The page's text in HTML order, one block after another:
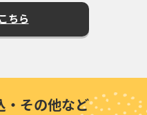
ちら
・その他など